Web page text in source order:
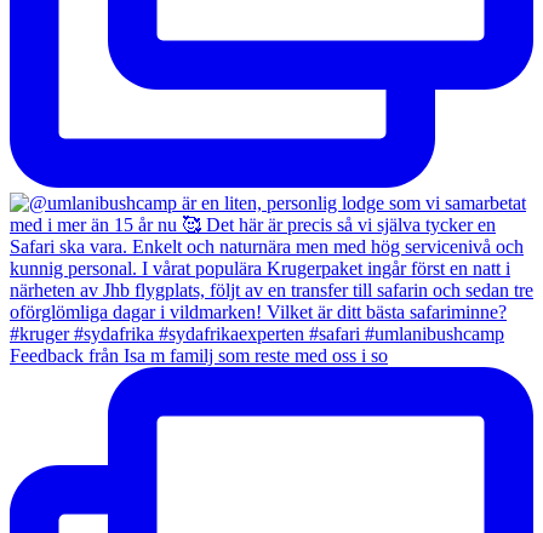
Feedback från Isa m familj som reste med oss i so